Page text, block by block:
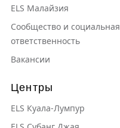
ELS Малайзия
Сообщество и социальная
ответственность
Вакансии
Центры
ELS Куала-Лумпур